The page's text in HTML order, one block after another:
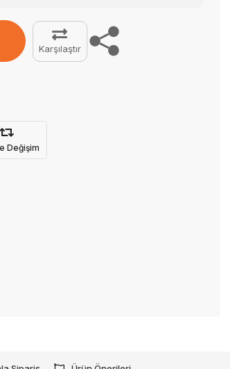
Karşılaştır
Değişim